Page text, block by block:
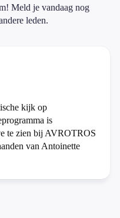
Meld je vandaag nog
leden.
kijk op
is
te zien bij AVROTROS
van Antoinette